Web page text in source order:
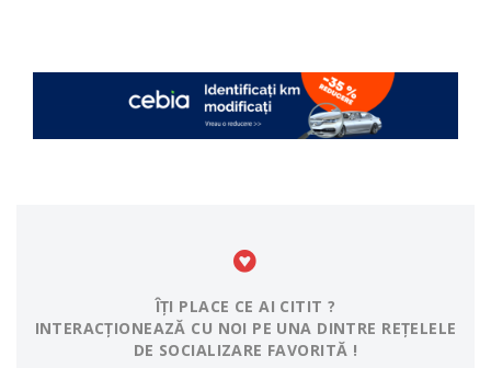
ÎȚI PLACE CE AI CITIT ?
INTERACȚIONEAZĂ CU NOI PE UNA DINTRE REȚELELE
DE SOCIALIZARE FAVORITĂ !